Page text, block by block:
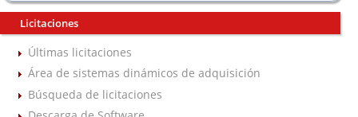
Licitaciones
Últimas licitaciones
Área de sistemas dinámicos de adquisición
Búsqueda de licitaciones